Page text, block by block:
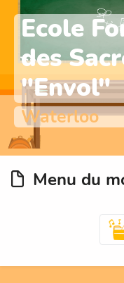
Ecole
des
"Envol"
Waterloo
Menu du